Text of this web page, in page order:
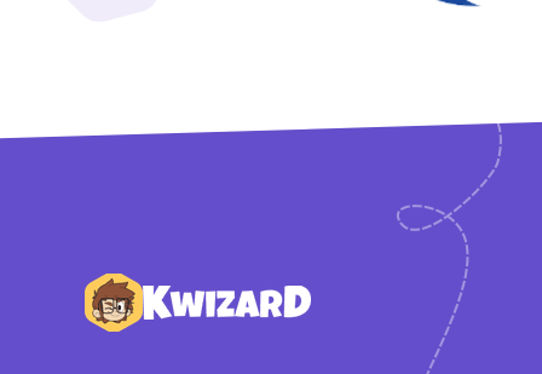
Podnožje